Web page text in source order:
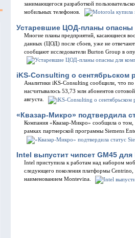
занимающегося разработкой
мобильных телефонов.
Устаревшие ЦОД-планы опасны
Многие планы предприятий, касающиеся
данных (ЦОД) после сбоев, уже не
сообщают исследователи Burton Group в
iKS-Consulting о сентябрьском
Аналитики iKS-Consulting сообщили, что
насчитывалось 53,73 млн абонентов
августа.
«Квазар-Микро» подтвердила
Компания «Квазар-Микро» сообщила о том,
рамках партнерской программы Siemens
Intel выпустит чипсет GM45
Intel приступила к работам над набором
следующего поколения платформы Centrino,
наименованием Montevina.